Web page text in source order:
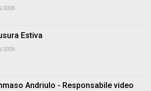
2026
Estiva
2026
Andriulo - Responsabile video